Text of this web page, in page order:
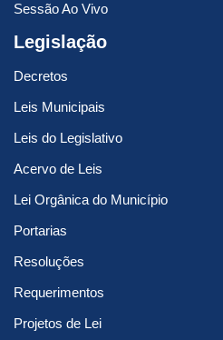
Sessão Ao Vivo
Legislação
Decretos
Leis Municipais
Leis do Legislativo
Acervo de Leis
Lei Orgânica do Município
Portarias
Resoluções
Requerimentos
Projetos de Lei